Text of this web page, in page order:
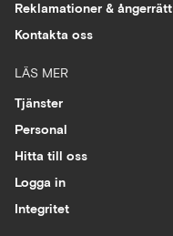
Reklamationer & ångerrätt
Kontakta oss
LÄS MER
Tjänster
Personal
Hitta till oss
Logga in
Integritet